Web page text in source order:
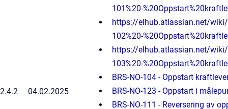
2.4.2 04.02.2025
101%20-
https://elhub.atlassian.net/wiki/
102%20-
https://elhub.atlassian.net/wiki/
103%20-
BRS-NO-104 - Oppstart
BRS-NO-123 - Oppstart i
BRS-NO-111 - Reversering av